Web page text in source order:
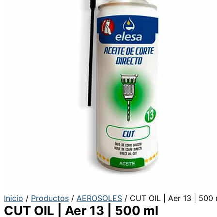
Inicio / Productos / AEROSOLES / CUT OIL | Aer 13 | 500
CUT OIL | Aer 13 | 500 ml